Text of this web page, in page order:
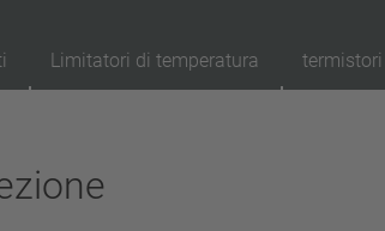
Limitatori di temperatura termistori